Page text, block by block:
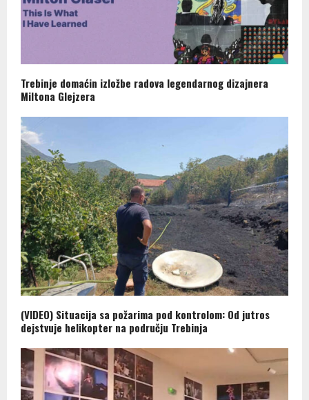
Trebinje domaćin izložbe radova legendarnog dizajnera
Miltona Glejzera
(VIDEO) Situacija sa požarima pod kontrolom: Od jutros
dejstvuje helikopter na području Trebinja